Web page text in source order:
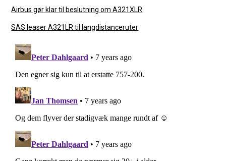
Airbus gør klar til beslutning om A321XLR
SAS leaser A321LR til langdistanceruter